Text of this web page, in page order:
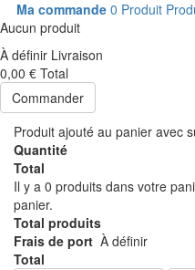
Ma commande 0 Produit
Aucun produit
À définir Livraison
0,00 € Total
Commander
Produit ajouté au panier avec
Quantité
Total
Il y a 0 produits dans votre
panier.
Total produits
Frais de port À définir
Total